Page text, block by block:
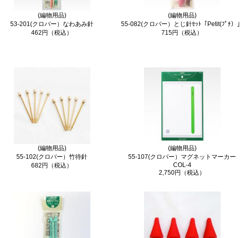
(編物用品)
53-201(クロバー）なわあみ針
462円（税込）
(編物用品)
55-082(クロバー）とじ針ｾｯﾄ「Petit(ﾌﾟﾁ）」
715円（税込）
(編物用品)
55-102(クロバー）竹待針
682円（税込）
(編物用品)
55-107(クロバー）マグネットマーカー
COL-4
2,750円（税込）